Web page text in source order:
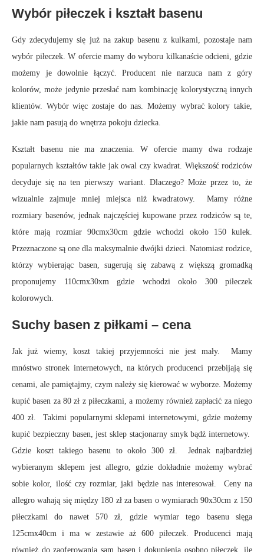
Wybór piłeczek i kształt basenu
Gdy zdecydujemy się już na zakup basenu z kulkami, pozostaje nam
wybór piłeczek. W ofercie mamy do wyboru kilkanaście odcieni, gdzie
możemy je dowolnie łączyć. Producent nie narzuca nam z góry
kolorów, może jedynie przesłać nam kombinację kolorystyczną innych
klientów. Wybór więc zostaje do nas. Możemy wybrać kolory takie,
jakie nam pasują do wnętrza pokoju dziecka.
Kształt basenu nie ma znaczenia. W ofercie mamy dwa rodzaje
popularnych kształtów takie jak owal czy kwadrat. Większość rodziców
decyduje się na ten pierwszy wariant. Dlaczego? Może przez to, że
wizualnie zajmuje mniej miejsca niż kwadratowy. Mamy różne
rozmiary basenów, jednak najczęściej kupowane przez rodziców są te,
które mają rozmiar 90cmx30cm gdzie wchodzi około 150 kulek.
Przeznaczone są one dla maksymalnie dwójki dzieci. Natomiast rodzice,
którzy wybierając basen, sugerują się zabawą z większą gromadką
proponujemy 110cmx30xm gdzie wchodzi około 300 piłeczek
kolorowych.
Suchy basen z piłkami – cena
Jak już wiemy, koszt takiej przyjemności nie jest mały. Mamy
mnóstwo stronek internetowych, na których producenci przebijają się
cenami, ale pamiętajmy, czym należy się kierować w wyborze. Możemy
kupić basen za 80 zł z piłeczkami, a możemy również zapłacić za niego
400 zł. Takimi popularnymi sklepami internetowymi, gdzie możemy
kupić bezpieczny basen, jest sklep stacjonarny smyk bądź internetowy.
Gdzie koszt takiego basenu to około 300 zł. Jednak najbardziej
wybieranym sklepem jest allegro, gdzie dokładnie możemy wybrać
sobie kolor, ilość czy rozmiar, jaki będzie nas interesował. Ceny na
allegro wahają się między 180 zł za basen o wymiarach 90x30cm z 150
piłeczkami do nawet 570 zł, gdzie wymiar tego basenu sięga
125cmx40cm i ma w zestawie aż 600 piłeczek. Producenci mają
również do zaoferowania sam basen i dokupienia osobno piłeczek, ile